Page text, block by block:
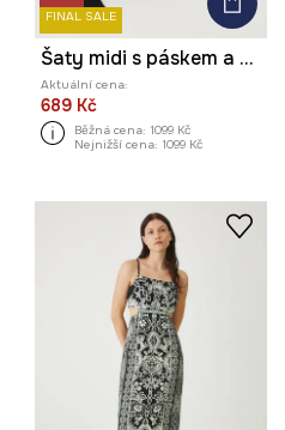
FINAL SALE
Šaty midi s páskem a vzorem
Aktuální cena:
689 Kč
Běžná cena: 1099 Kč
Nejnižší cena: 1099 Kč